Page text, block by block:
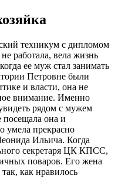
техникум с дипломом
работала, вела жизнь
ее муж стал занимать
Петровне были
и власти, она не
внимание. Именно
рядом с мужем
она и
умела прекрасно
Ильича. Когда
секретаря ЦК КПСС,
поваров. Его жена
как нравилось